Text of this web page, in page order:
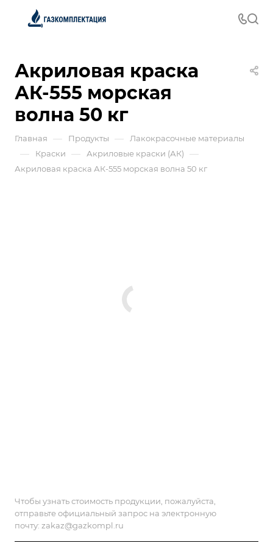
Акриловая краска
АК-555 морская
волна 50 кг
Главная — Продукты — Лакокрасочные материалы
— Краски — Акриловые краски (АК) —
Акриловая краска АК-555 морская волна 50 кг
Чтобы узнать стоимость продукции, пожалуйста,
отправьте официальный запрос на электронную
почту: zakaz@gazkompl.ru